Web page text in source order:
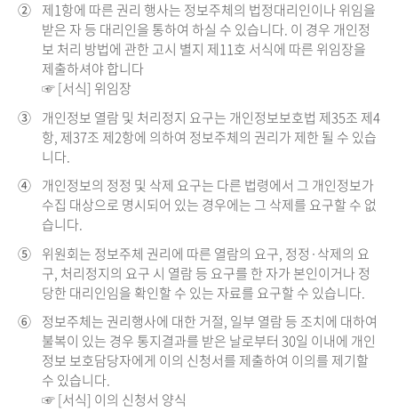
② 제1항에 따른 권리 행사는 정보주체의 법정대리인이나 위임을
받은 자 등 대리인을 통하여 하실 수 있습니다. 이 경우 개인정
보 처리 방법에 관한 고시 별지 제11호 서식에 따른 위임장을
제출하셔야 합니다
☞ [서식] 위임장
③ 개인정보 열람 및 처리정지 요구는 개인정보보호법 제35조 제4
항, 제37조 제2항에 의하여 정보주체의 권리가 제한 될 수 있습
니다.
④ 개인정보의 정정 및 삭제 요구는 다른 법령에서 그 개인정보가
수집 대상으로 명시되어 있는 경우에는 그 삭제를 요구할 수 없
습니다.
⑤ 위원회는 정보주체 권리에 따른 열람의 요구, 정정·삭제의 요
구, 처리정지의 요구 시 열람 등 요구를 한 자가 본인이거나 정
당한 대리인임을 확인할 수 있는 자료를 요구할 수 있습니다.
⑥ 정보주체는 권리행사에 대한 거절, 일부 열람 등 조치에 대하여
불복이 있는 경우 통지결과를 받은 날로부터 30일 이내에 개인
정보 보호담당자에게 이의 신청서를 제출하여 이의를 제기할
수 있습니다.
☞ [서식] 이의 신청서 양식